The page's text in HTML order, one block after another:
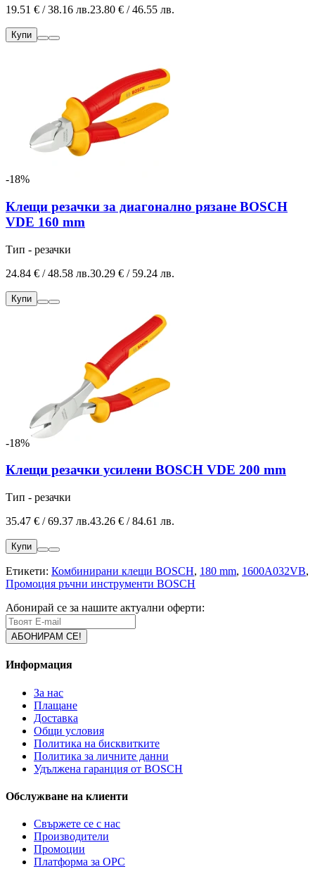
19.51 € / 38.16 лв.23.80 € / 46.55 лв.
Купи
-18%
Клещи резачки за диагонално рязане BOSCH
VDE 160 mm
Тип - резачки
24.84 € / 48.58 лв.30.29 € / 59.24 лв.
Купи
-18%
Клещи резачки усилени BOSCH VDE 200 mm
Тип - резачки
35.47 € / 69.37 лв.43.26 € / 84.61 лв.
Купи
Етикети: Комбинирани клещи BOSCH, 180 mm, 1600A032VB,
Промоция ръчни инструменти BOSCH
Абонирай се за нашите актуални оферти:
Информация
За нас
Плащане
Доставка
Общи условия
Политика на бисквитките
Политика за личните данни
Удължена гаранция от BOSCH
Обслужване на клиенти
Свържете се с нас
Производители
Промоции
Платформа за ОРС